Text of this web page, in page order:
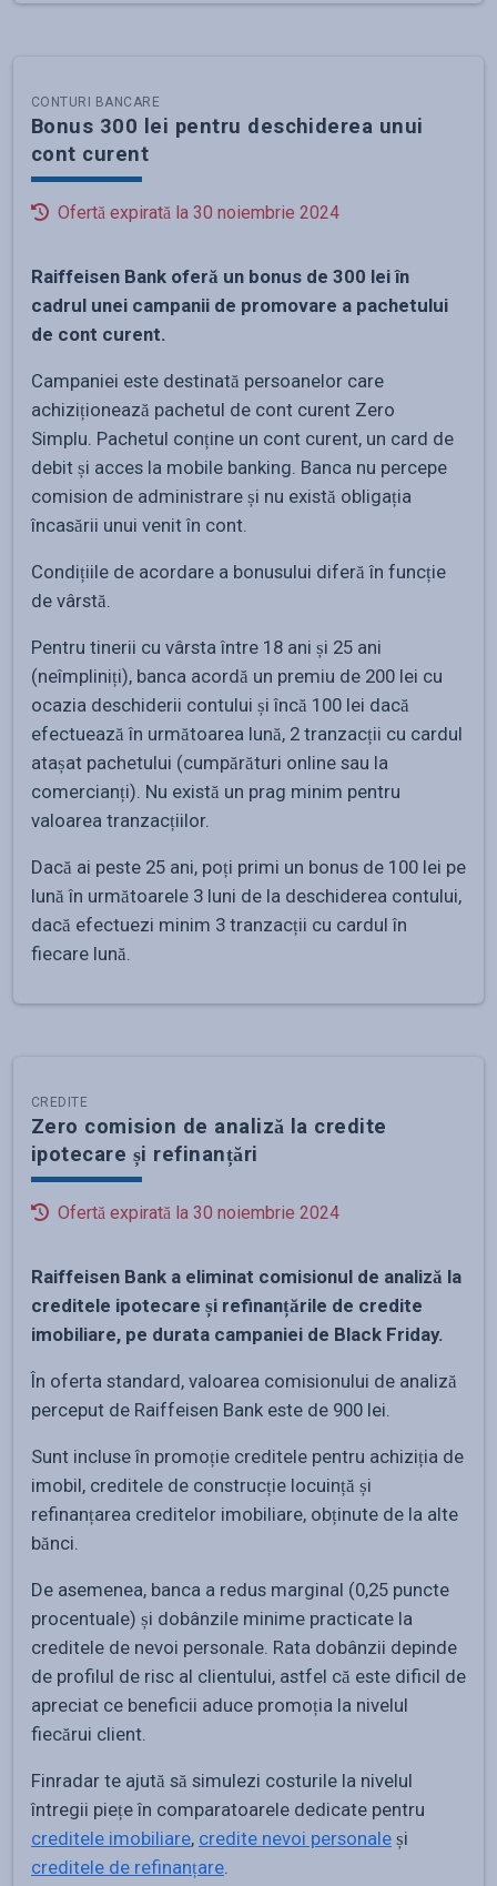
CONTURI BANCARE
Bonus 300 lei pentru deschiderea unui
cont curent
Ofertă expirată la 30 noiembrie 2024
Raiffeisen Bank oferă un bonus de 300 lei în
cadrul unei campanii de promovare a pachetului
de cont curent.
Campaniei este destinată persoanelor care
achiziționează pachetul de cont curent Zero
Simplu. Pachetul conține un cont curent, un card de
debit și acces la mobile banking. Banca nu percepe
comision de administrare și nu există obligația
încasării unui venit în cont.
Condițiile de acordare a bonusului diferă în funcție
de vârstă.
Pentru tinerii cu vârsta între 18 ani și 25 ani
(neîmpliniți), banca acordă un premiu de 200 lei cu
ocazia deschiderii contului și încă 100 lei dacă
efectuează în următoarea lună, 2 tranzacții cu cardul
atașat pachetului (cumpărături online sau la
comercianți). Nu există un prag minim pentru
valoarea tranzacțiilor.
Dacă ai peste 25 ani, poți primi un bonus de 100 lei pe
lună în următoarele 3 luni de la deschiderea contului,
dacă efectuezi minim 3 tranzacții cu cardul în
fiecare lună.
CREDITE
Zero comision de analiză la credite
ipotecare și refinanțări
Ofertă expirată la 30 noiembrie 2024
Raiffeisen Bank a eliminat comisionul de analiză la
creditele ipotecare și refinanțările de credite
imobiliare, pe durata campaniei de Black Friday.
În oferta standard, valoarea comisionului de analiză
perceput de Raiffeisen Bank este de 900 lei.
Sunt incluse în promoție creditele pentru achiziția de
imobil, creditele de construcție locuință și
refinanțarea creditelor imobiliare, obținute de la alte
bănci.
De asemenea, banca a redus marginal (0,25 puncte
procentuale) și dobânzile minime practicate la
creditele de nevoi personale. Rata dobânzii depinde
de profilul de risc al clientului, astfel că este dificil de
apreciat ce beneficii aduce promoția la nivelul
fiecărui client.
Finradar te ajută să simulezi costurile la nivelul
întregii piețe în comparatoarele dedicate pentru
creditele imobiliare, credite nevoi personale și
creditele de refinanțare.